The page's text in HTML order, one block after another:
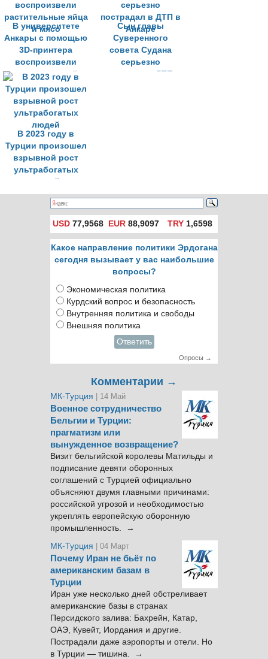
В университете
Анкары с помощью
3D-принтера
воспроизвели
растительные яйца
и мясо
Сын главы
Суверенного
совета Судана
серьезно
пострадал в ДТП в
В 2023 году в
Турции произошел
взрывной рост
ультрабогатых
людей
USD 77,9568 EUR 88,9097 TRY1,6598
Какое направление политики Эрдогана
сегодня вызывает у вас наибольшие
вопросы?
Экономическая политика
Курдский вопрос и безопасность
Внутренняя политика и свободы
Внешняя политика
Ответить
Опросы →
Комментарии →
МК-Турция | 14 Май
Военное сотрудничество
Бельгии и Турции:
прагматизм или
вынужденное возвращение?
Визит бельгийской королевы Матильды и
подписание девяти оборонных
соглашений с Турцией официально
объясняют двумя главными причинами:
российской угрозой и необходимостью
укреплять европейскую оборонную
промышленность. →
МК-Турция
| 04 Март
Почему Иран не бьёт по
американским базам в
Турции
Иран уже несколько дней обстреливает
американские базы в странах
Персидского залива: Бахрейн, Катар,
ОАЭ, Кувейт, Иордания и другие.
Пострадали даже аэропорты и отели. Но
в Турции — тишина. →